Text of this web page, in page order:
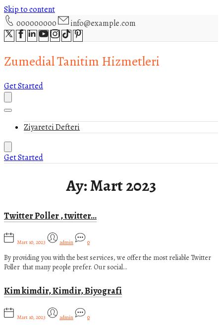
Skip to content
000000000
info@example.com
Zumedial Tanitim Hizmetleri
Get Started
Ziyaretci Defteri
Get Started
Ay:Mart 2023
Twitter Poller , twitter…
Mart 10, 2023 admin 0
By providing you with the best services, we offer the most reliable Twitter
Poller that many people prefer. Our social…
Kim kimdir, Kimdir, Biyografi
Mart 10, 2023 admin 0